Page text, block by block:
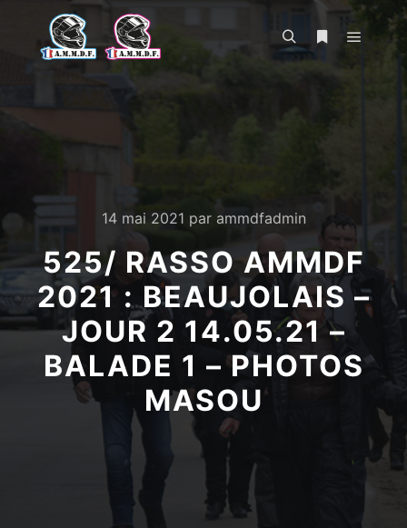
Rechercher
14 mai 2021 par ammdfadmin
525/ RASSO AMMDF
2021 : BEAUJOLAIS –
JOUR 2 14.05.21 –
BALADE 1 – PHOTOS
MASOU